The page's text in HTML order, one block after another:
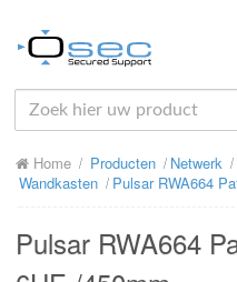
HOME
OVER ONS
Home Producten Netwerk
Wandkasten
Pulsar RWA664
Pulsar RWA664